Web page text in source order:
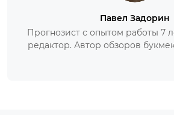
Павел Задорин
Прогнозист с опытом работы 7
редактор. Автор обзоров